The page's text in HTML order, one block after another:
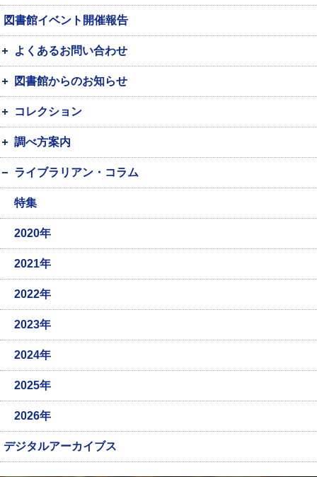
図書館イベント開催報告
よくあるお問い合わせ
図書館からのお知らせ
コレクション
調べ方案内
ライブラリアン・コラム
特集
2020年
2021年
2022年
2023年
2024年
2025年
2026年
デジタルアーカイブス